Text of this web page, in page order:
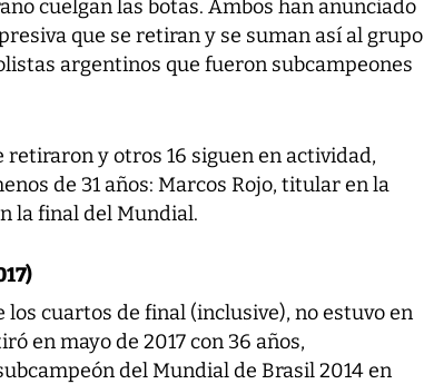
cuelgan las botas. Ambos han anunciado
que se retiran y se suman así al grupo
argentinos que fueron subcampeones
retiraron y otros 16 siguen en actividad,
de 31 años: Marcos Rojo, titular en la
la final del Mundial.
cuartos de final (inclusive), no estuvo en
en mayo de 2017 con 36 años,
del Mundial de Brasil 2014 en